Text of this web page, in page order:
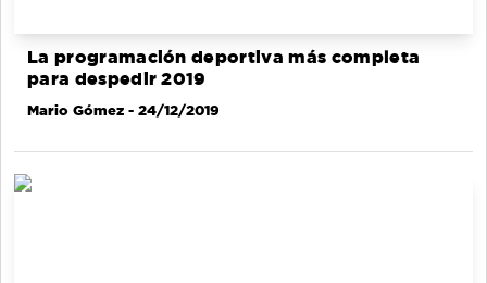
La programación deportiva más completa
para despedir 2019
Mario Gómez - 24/12/2019